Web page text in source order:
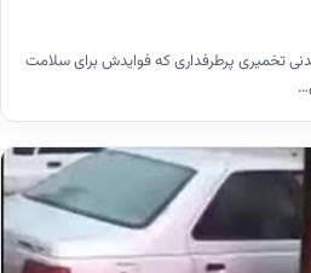
تخمیری پرطرفداری که فوایدش برای سلامت